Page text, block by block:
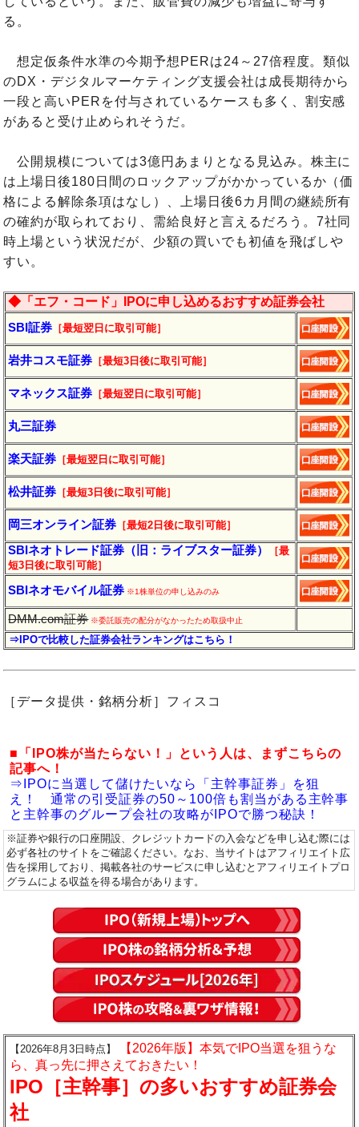
る。
想定仮条件水準の今期予想PERは24～27倍程度。類似
のDX・デジタルマーケティング支援会社は成長期待から
一段と高いPERを付与されているケースも多く、割安感
があると受け止められそうだ。
公開規模については3億円あまりとなる見込み。株主に
は上場日後180日間のロックアップがかかっているか（価
格による解除条項はなし）、上場日後6カ月間の継続所有
の確約が取られており、需給良好と言えるだろう。7社同
時上場という状況だが、少額の買いでも初値を飛ばしや
すい。
◆「エフ・コード」IPOに申し込めるおすすめ証券会社
SBI証券 ［最短翌日に取引可能］
岩井コスモ証券 ［最短3日後に取引可能］
マネックス証券 ［最短翌日に取引可能］
丸三証券
楽天証券 ［最短翌日に取引可能］
松井証券 ［最短3日後に取引可能］
岡三オンライン証券 ［最短2日後に取引可能］
SBIネオトレード証券（旧：ライブスター証券）
［最
短3日後に取引可能］
SBIネオモバイル証券 ※1株単位の申し込みのみ
DMM.com証券※委託販売の配分がなかったため取扱中止
⇒IPOで比較した証券会社ランキングはこちら！
［データ提供・銘柄分析］フィスコ
■「IPO株が当たらない！」という人は、まずこちらの
記事へ！
⇒IPOに当選して儲けたいなら「主幹事証券」を狙
え！ 通常の引受証券の50～100倍も割当がある主幹事
と主幹事のグループ会社の攻略がIPOで勝つ秘訣！
※証券や銀行の口座開設、クレジットカードの入会などを申し込む際には
必ず各社のサイトをご確認ください。なお、当サイトはアフィリエイト広
告を採用しており、掲載各社のサービスに申し込むとアフィリエイトプロ
グラムによる収益を得る場合があります。
【2026年8月3日時点】
【2026年版】本気でIPO当選を狙うな
ら、真っ先に押さえておきたい！
IPO［主幹事］の多いおすすめ証券会
社